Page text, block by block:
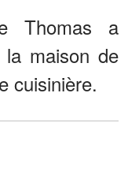
Thomas a
maison de
cuisinière.